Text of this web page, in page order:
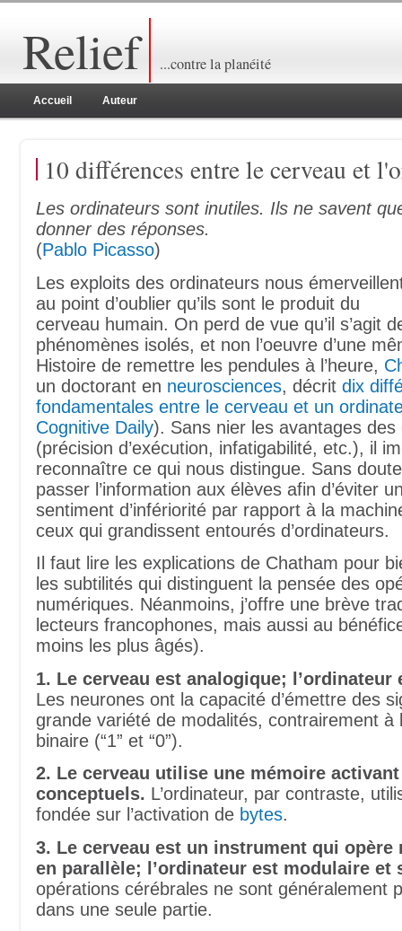
Relief ...contre la planéité
Accueil Auteur
10 différences entre le cerveau et
Les ordinateurs sont inutiles. Ils ne savent
donner des réponses.
(Pablo Picasso)
Les exploits des ordinateurs nous
au point d’oublier qu’ils sont le produit du
cerveau humain. On perd de vue qu’il s’agit
phénomènes isolés, et non l’oeuvre d’une
Histoire de remettre les pendules à l’heure,
un doctorant en neurosciences, décrit dix
fondamentales entre le cerveau et un
Cognitive Daily). Sans nier les avantages des
(précision d’exécution, infatigabilité, etc.), il
reconnaître ce qui nous distingue. Sans
passer l’information aux élèves afin d’éviter
sentiment d’infériorité par rapport à la
ceux qui grandissent entourés d’ordinateurs.
Il faut lire les explications de Chatham pour
les subtilités qui distinguent la pensée des
numériques. Néanmoins, j’offre une brève
lecteurs francophones, mais aussi au
moins les plus âgés).
1. Le cerveau est analogique; l’ordinateur
Les neurones ont la capacité d’émettre des
grande variété de modalités, contrairement à
binaire (“1” et “0”).
2. Le cerveau utilise une mémoire
conceptuels. L’ordinateur, par contraste,
fondée sur l’activation de bytes.
3. Le cerveau est un instrument qui opère
en parallèle; l’ordinateur est modulaire et
opérations cérébrales ne sont généralement
dans une seule partie.